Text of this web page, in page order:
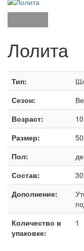
Лолита
Тип:
Сезон:
Возраст:
Размер:
Пол:
Состав:
Дополнение:
Количество в
упаковке:
1